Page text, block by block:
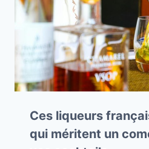
Ces liqueurs
qui méritent un